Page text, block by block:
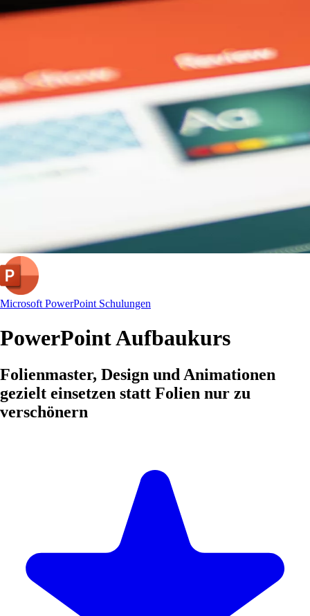
Microsoft PowerPoint Schulungen
PowerPoint Aufbaukurs
Folienmaster, Design und Animationen
gezielt einsetzen statt Folien nur zu
verschönern